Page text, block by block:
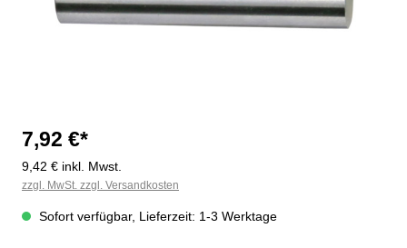
7,92 €*
9,42 € inkl. Mwst.
zzgl. MwSt. zzgl. Versandkosten
Sofort verfügbar, Lieferzeit: 1-3 Werktage